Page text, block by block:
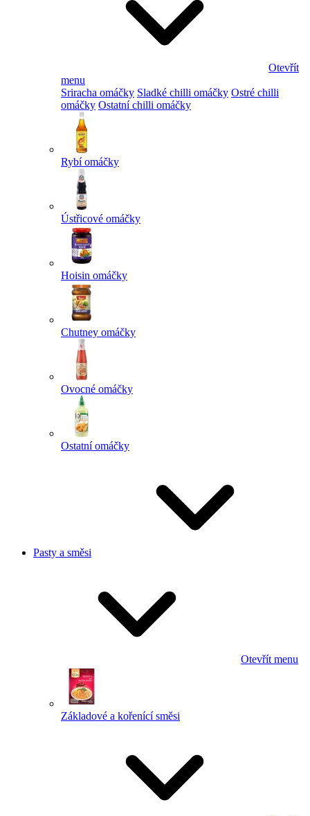
Otevřít
menu
Sriracha omáčky Sladké chilli omáčky Ostré chilli
omáčky Ostatní chilli omáčky
Rybí omáčky
Ústřicové omáčky
Hoisin omáčky
Chutney omáčky
Ovocné omáčky
Ostatní omáčky
Pasty a směsi
Otevřít menu
Základové a kořenící směsi